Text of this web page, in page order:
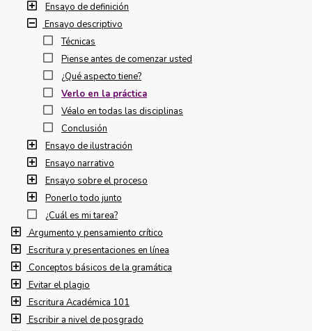
Ensayo de definición
Ensayo descriptivo
Técnicas
Piense antes de comenzar usted
¿Qué aspecto tiene?
Verlo en la práctica
Véalo en todas las disciplinas
Conclusión
Ensayo de ilustración
Ensayo narrativo
Ensayo sobre el proceso
Ponerlo todo junto
¿Cuál es mi tarea?
Argumento y pensamiento crítico
Escritura y presentaciones en línea
Conceptos básicos de la gramática
Evitar el plagio
Escritura Académica 101
Escribir a nivel de posgrado